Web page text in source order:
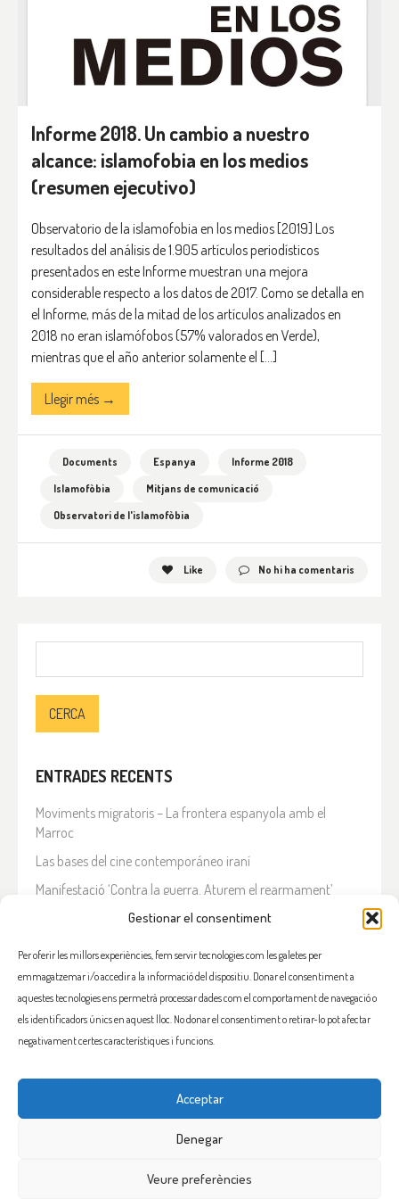
Gestionar el consentiment
Per oferir les millors experiències, fem servir tecnologies com les galetes per
emmagatzemar i/o accedir a la informació del dispositiu. Donar el consentiment a
aquestes tecnologies ens permetrà processar dades com el comportament de navegació o
els identificadors únics en aquest lloc. No donar el consentiment o retirar-lo pot afectar
negativament certes característiques i funcions.
Acceptar
Denegar
Veure preferències
Informe 2018. Un cambio a nuestro
alcance: islamofobia en los medios
(resumen ejecutivo)
Observatorio de la islamofobia en los medios [2019] Los
resultados del análisis de 1.905 artículos periodísticos
presentados en este Informe muestran una mejora
considerable respecto a los datos de 2017. Como se detalla en
el Informe, más de la mitad de los artículos analizados en
2018 no eran islamófobos (57% valorados en Verde),
mientras que el año anterior solamente el […]
Llegir més →
Documents Espanya
Informe 2018
Islamofòbia
Mitjans de comunicació
Observatori de l'islamofòbia
Like No hi ha comentaris
ENTRADES RECENTS
Moviments migratoris – La frontera espanyola amb el
Marroc
Las bases del cine contemporáneo iraní
Manifestació ‘Contra la guerra. Aturem el rearmament’
En solidaritat amb el Líban
Què està passant a l’Iran?
COMENTARIS RECENTS